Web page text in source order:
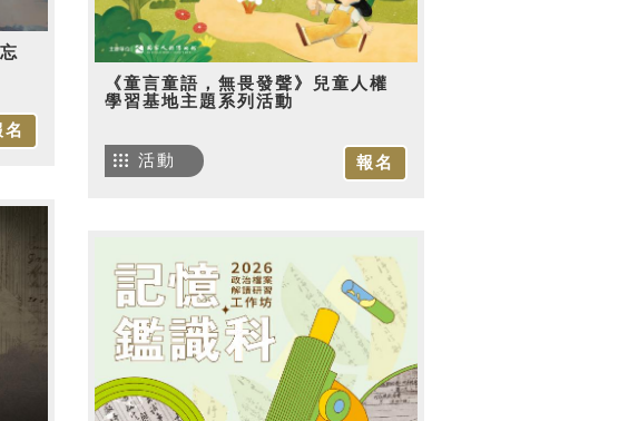
名
《童言童語，無畏發聲》兒童人權
學習基地主題系列活動
報名
活動